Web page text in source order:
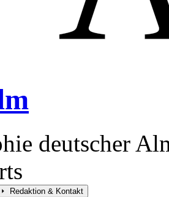
deutscher
Redaktion & Kontakt